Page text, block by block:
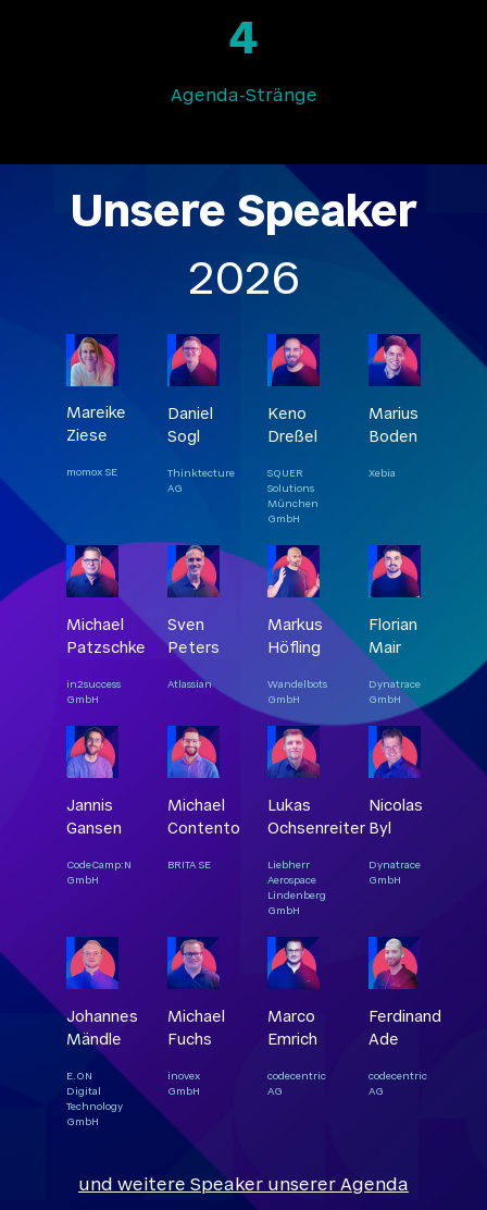
4
Agenda-Stränge
Unsere Speaker
2026
Mareike
Ziese
momox SE
Daniel
Sogl
Thinktecture
AG
Keno
Dreßel
SQUER
Solutions
München
GmbH
Marius
Boden
Xebia
Michael
Patzschke
in2success
GmbH
Sven
Peters
Atlassian
Markus
Höfling
Wandelbots
GmbH
Florian
Mair
Dynatrace
GmbH
Jannis
Gansen
CodeCamp:N
GmbH
Michael
Contento
BRITA SE
Lukas
Ochsenreiter
Liebherr
Aerospace
Lindenberg
GmbH
Nicolas
Byl
Dynatrace
GmbH
Johannes
Mändle
E.ON
Digital
Technology
GmbH
Michael
Fuchs
inovex
GmbH
Marco
Emrich
codecentric
AG
Ferdinand
Ade
codecentric
AG
und weitere Speaker unserer Agenda